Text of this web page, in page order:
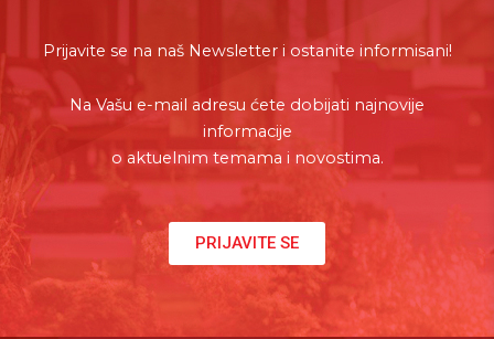
Prijavite se na naš Newsletter i ostanite informisani!
Na Vašu e-mail adresu ćete dobijati najnovije
informacije
o aktuelnim temama i novostima.
PRIJAVITE SE